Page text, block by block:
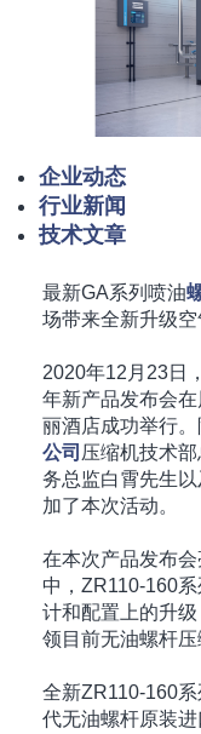
企业动态
行业新闻
技术文章
最新GA系列喷油
场带来全新升级
2020年12月23日，
年新产品发布会
丽酒店成功举行
公司 压缩机技术
务总监白霄先生
加了本次活动。
在本次产品发布
中，ZR110-160
计和配置上的升级
领目前无油螺杆压
全新ZR110-160
代无油螺杆原装